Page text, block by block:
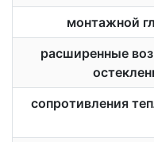
монтажной
расширенные
сопротивления